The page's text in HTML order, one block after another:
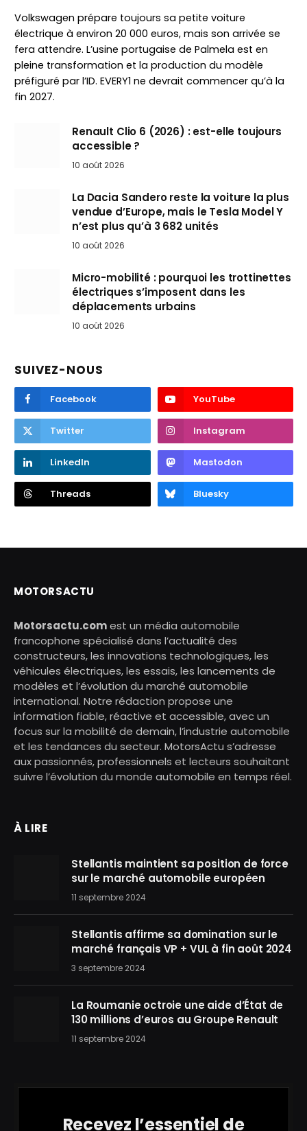
Volkswagen prépare toujours sa petite voiture
électrique à environ 20 000 euros, mais son arrivée se
fera attendre. L’usine portugaise de Palmela est en
pleine transformation et la production du modèle
préfiguré par l’ID. EVERY1 ne devrait commencer qu’à la
fin 2027.
Renault Clio 6 (2026) : est-elle toujours
accessible ?
10 août 2026
La Dacia Sandero reste la voiture la plus
vendue d’Europe, mais le Tesla Model Y
n’est plus qu’à 3 682 unités
10 août 2026
Micro-mobilité : pourquoi les trottinettes
électriques s’imposent dans les
déplacements urbains
10 août 2026
SUIVEZ-NOUS
Facebook YouTube
Twitter Instagram
LinkedIn Mastodon
Threads Bluesky
MOTORSACTU
Motorsactu.comest un média automobile
francophone spécialisé dans l’actualité des
constructeurs, les innovations technologiques, les
véhicules électriques, les essais, les lancements de
modèles et l’évolution du marché automobile
international. Notre rédaction propose une
information fiable, réactive et accessible, avec un
focus sur la mobilité de demain, l’industrie automobile
et les tendances du secteur. MotorsActu s’adresse
aux passionnés, professionnels et lecteurs souhaitant
suivre l’évolution du monde automobile en temps réel.
À LIRE
Stellantis maintient sa position de force
sur le marché automobile européen
11 septembre 2024
Stellantis affirme sa domination sur le
marché français VP + VUL à fin août 2024
3 septembre 2024
La Roumanie octroie une aide d’État de
130 millions d’euros au Groupe Renault
11 septembre 2024
Recevez l’essentiel de